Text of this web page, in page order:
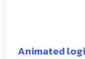
Animated